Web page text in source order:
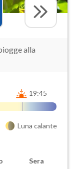
alla
19:45
Luna calante
Sera